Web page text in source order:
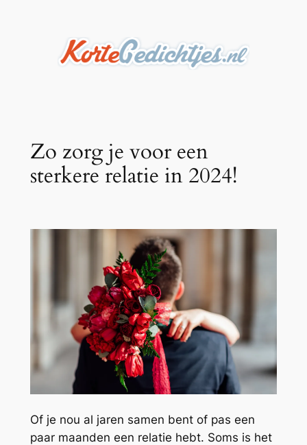
Zo zorg je voor een
sterkere relatie in 2024!
Of je nou al jaren samen bent of pas een
paar maanden een relatie hebt. Soms is het